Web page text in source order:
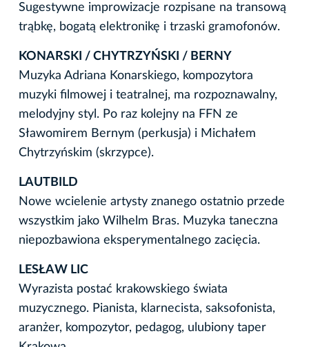
Sugestywne improwizacje rozpisane na transową
trąbkę, bogatą elektronikę i trzaski gramofonów.
KONARSKI / CHYTRZYŃSKI / BERNY
Muzyka Adriana Konarskiego, kompozytora
muzyki filmowej i teatralnej, ma rozpoznawalny,
melodyjny styl. Po raz kolejny na FFN ze
Sławomirem Bernym (perkusja) i Michałem
Chytrzyńskim (skrzypce).
LAUTBILD
Nowe wcielenie artysty znanego ostatnio przede
wszystkim jako Wilhelm Bras. Muzyka taneczna
niepozbawiona eksperymentalnego zacięcia.
LESŁAW LIC
Wyrazista postać krakowskiego świata
muzycznego. Pianista, klarnecista, saksofonista,
aranżer, kompozytor, pedagog, ulubiony taper